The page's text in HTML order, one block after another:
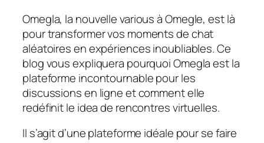
Omegla, la nouvelle various à Omegle, est là
pour transformer vos moments de chat
aléatoires en expériences inoubliables. Ce
blog vous expliquera pourquoi Omegla est la
plateforme incontournable pour les
discussions en ligne et comment elle
redéfinit le idea de rencontres virtuelles.
Il s’agit d’une plateforme idéale pour se faire